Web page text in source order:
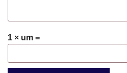
1 × um =